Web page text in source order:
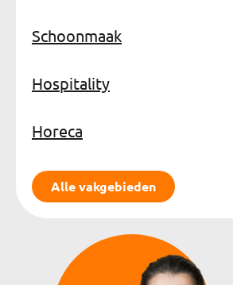
Schoonmaak
Hospitality
Horeca
Alle vakgebieden